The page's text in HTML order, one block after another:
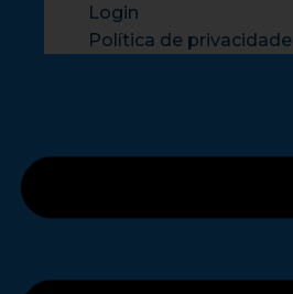
Login
Política de privacidade